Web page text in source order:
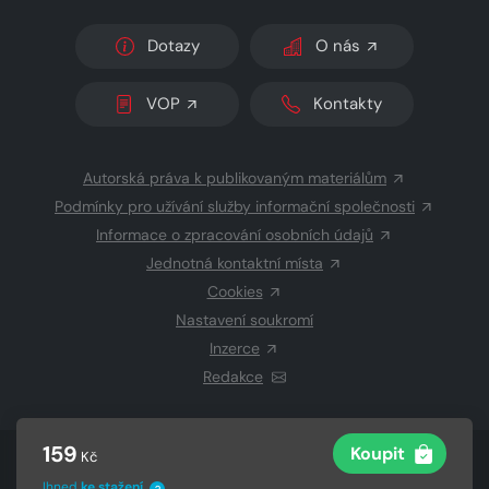
159 Kč Koupit
Dotazy O nás
VOP Kontakty
Autorská práva k publikovaným materiálům
Podmínky pro užívání služby informační společnosti
Informace o zpracování osobních údajů
Jednotná kontaktní místa
Cookies
Nastavení soukromí
Inzerce
Redakce
© 2026 Copyright CZECH NEWS CENTER a.s.a dodavatelé